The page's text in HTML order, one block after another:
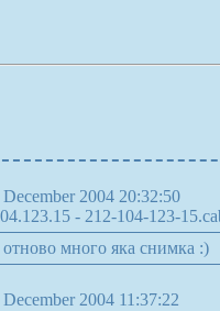
2004 20:32:50
- 212-104-123-
много яка снимка :)
2004 11:37:22